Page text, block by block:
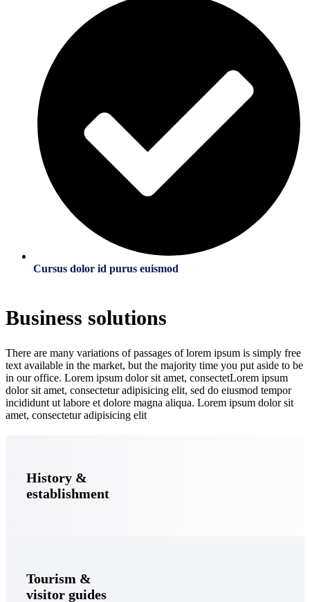
Cursus dolor id purus euismod
Business solutions
There are many variations of passages of lorem ipsum is simply free
text available in the market, but the majority time you put aside to be
in our office. Lorem ipsum dolor sit amet, consectetLorem ipsum
dolor sit amet, consectetur adipisicing elit, sed do eiusmod tempor
incididunt ut labore et dolore magna aliqua. Lorem ipsum dolor sit
amet, consectetur adipisicing elit
History &
establishment
Tourism &
visitor guides